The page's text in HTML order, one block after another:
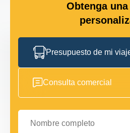
Obtenga
Presupuesto de mi
Consulta comercial
Nombre completo